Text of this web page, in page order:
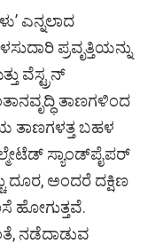
ಎನ್ನಲಾದ
ಪ್ರವೃತ್ತಿಯನ್ನು
ವೆಸ್ಟ್ರನ್
ತಾಣಗಳಿಂದ
ತಾಣಗಳತ್ತ ಬಹಳ
ಸ್ಯಾಂಡ್‌ಪೈಪರ್‌
ದೂರ, ಅಂದರೆ ದಕ್ಷಿಣ
ಹೋಗುತ್ತವೆ.
ನಡೆದಾಡುವ